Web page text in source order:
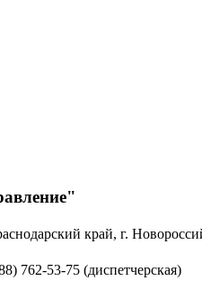
край, г.
762-53-75 (диспетчерская)